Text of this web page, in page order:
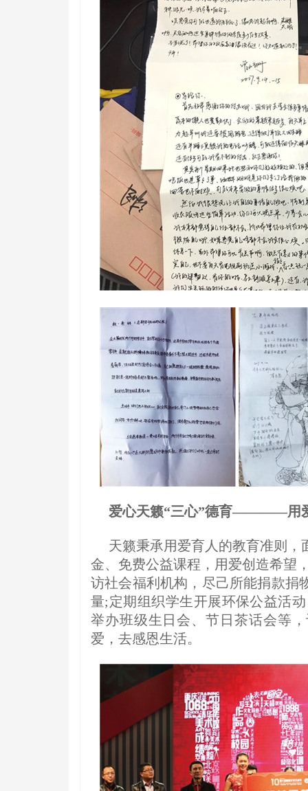
爱心天籁“三心”德育————用
天籁秉承用爱育人的教育准则
金、免费公益课程，用爱创造希望
访社会福利机构，尽己所能捐款捐
量;定期组织学生开展环保公益活
举办班级生日会、节日茶话会等
爱，去感恩生活。